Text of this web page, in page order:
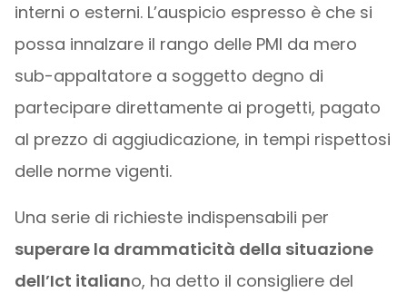
interni o esterni. L’auspicio espresso è che si
possa innalzare il rango delle PMI da mero
sub-appaltatore a soggetto degno di
partecipare direttamente ai progetti, pagato
al prezzo di aggiudicazione, in tempi rispettosi
delle norme vigenti.
Una serie di richieste indispensabili per
superare la drammaticità della situazione
dell’Ict italiano, ha detto il consigliere del